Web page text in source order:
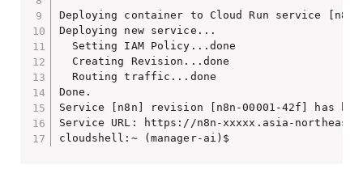
Deploying container to Cloud Run service
Service [n8n] revision [n8n-00001-42f] has
Service URL: https://n8n-xxxxx.asia-
cloudshell:~ (manager-ai)$